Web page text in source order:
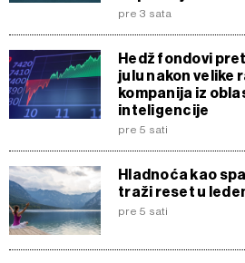
pre 3 sata
Hedž fondovi
julu nakon velike
kompanija iz
inteligencije
pre 5 sati
Hladnoća kao
traži reset u
pre 5 sati